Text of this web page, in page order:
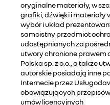
oryginalne materiały, w
grafiki, dźwięki i materiały
wybór i układ
samoistny przedmiot
udostępnianych za
utwory chronione prawem
Polska sp. z o.o., a także
autorskie posiadają inne
Internecie przez
obowiązujących
umów licencyjnych